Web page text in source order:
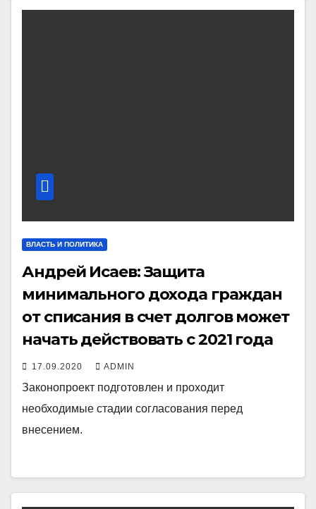
ВЛАСТЬ И ПОЛИТИКА
Андрей Исаев: Защита
минимального дохода граждан
от списания в счет долгов может
начать действовать с 2021 года
17.09.2020 ADMIN
Законопроект подготовлен и проходит
необходимые стадии согласования перед
внесением.